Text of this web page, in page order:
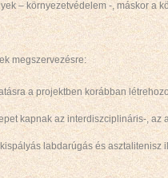
– környezetvédelem -, máskor a
megszervezésre:
a projektben korábban
kapnak az interdiszciplináris-, az
labdarúgás és asztalitenisz